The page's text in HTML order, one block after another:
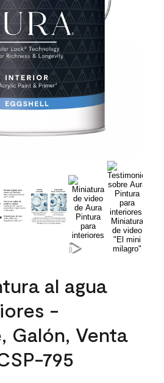
al agua
-
Galón, Venta
795